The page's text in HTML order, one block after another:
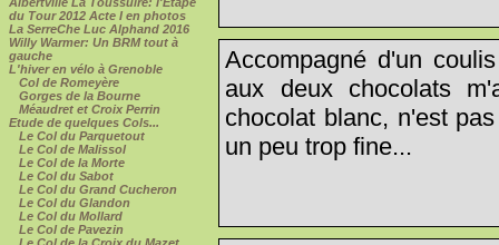
du Tour 2012 Acte I en photos
La SerreChe Luc Alphand 2016
Willy Warmer: Un BRM tout à
gauche
L'hiver en vélo à Grenoble
Col de Romeyère
Gorges de la Bourne
Méaudret et Croix Perrin
Etude de quelques Cols...
Le Col du Parquetout
Le Col de Malissol
Le Col de la Morte
Le Col du Sabot
Le Col du Grand Cucheron
Le Col du Glandon
Le Col du Mollard
Le Col de Pavezin
Accompagné d'un
aux deux chocolats
chocolat blanc, n'est
un peu trop fine...